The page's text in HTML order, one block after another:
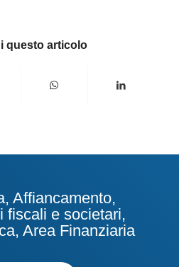
questo articolo
Affiancamento,
fiscali e societari,
Area Finanziaria